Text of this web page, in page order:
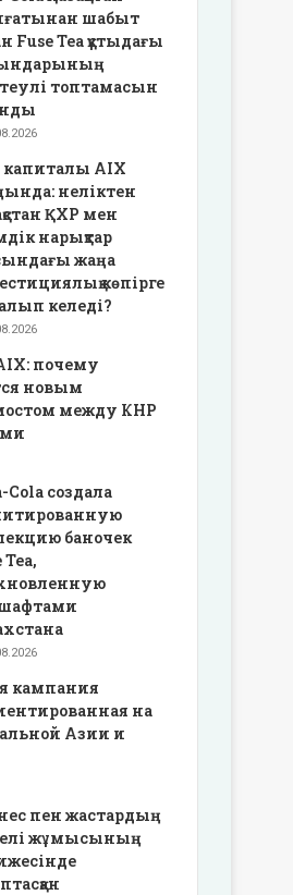
шабыт
Fuse Tea құтыдағы
топтамасын
AIX
неліктен
ҚХР мен
нарықтар
жаңа
көпірге
келеді?
почему
новым
между КНР
Cola создала
баночек
Tea,
кампания
на
Азии и
пен жастардың
жұмысының